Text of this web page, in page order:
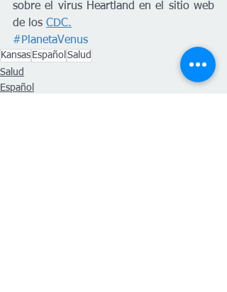
sobre el virus Heartland en el sitio web
de los CDC.
#PlanetaVenus
Kansas Español Salud
Salud
Español